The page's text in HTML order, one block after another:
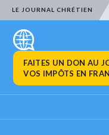
LE JOURNAL CHRÉTIEN
FAITES UN DON AU
VOS IMPÔTS EN